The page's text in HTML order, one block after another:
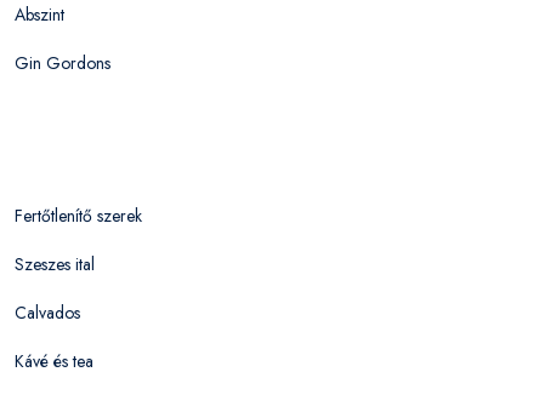
Abszint
Gin Gordons
Fertőtlenítő szerek
Szeszes ital
Calvados
Kávé és tea